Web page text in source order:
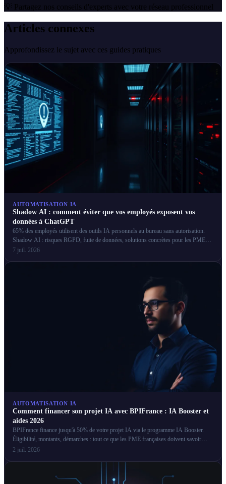
💡 Partagez nos conseils d'experts avec votre réseau professionnel
Articles connexes
Approfondissez le sujet avec ces guides pratiques
AUTOMATISATION IA
Shadow AI : comment éviter que vos employés exposent vos
données à ChatGPT
65% des employés utilisent des outils IA personnels au bureau sans autorisation.
Shadow AI : risques RGPD, fuite de données, solutions concrètes pour les PME
françaises.
7 juil. 2026
AUTOMATISATION IA
Comment financer son projet IA avec BPIFrance : IA Booster et
aides 2026
BPIFrance finance jusqu'à 50% de votre projet IA via le programme IA Booster.
Éligibilité, montants, démarches : tout ce que les PME françaises doivent savoir
pour obtenir ces aides.
2 juil. 2026